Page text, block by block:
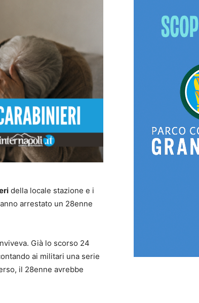
della locale stazione e i
arrestato un 28enne
Già lo scorso 24
ai militari una serie
il 28enne avrebbe